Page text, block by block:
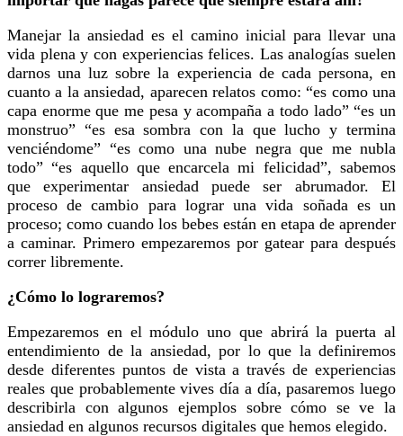
Manejar la ansiedad es el camino inicial para llevar una
vida plena y con experiencias felices. Las analogías suelen
darnos una luz sobre la experiencia de cada persona, en
cuanto a la ansiedad, aparecen relatos como: “es como una
capa enorme que me pesa y acompaña a todo lado” “es un
monstruo” “es esa sombra con la que lucho y termina
venciéndome” “es como una nube negra que me nubla
todo” “es aquello que encarcela mi felicidad”, sabemos
que experimentar ansiedad puede ser abrumador. El
proceso de cambio para lograr una vida soñada es un
proceso; como cuando los bebes están en etapa de aprender
a caminar. Primero empezaremos por gatear para después
correr libremente.
¿Cómo lo lograremos?
Empezaremos en el módulo uno que abrirá la puerta al
entendimiento de la ansiedad, por lo que la definiremos
desde diferentes puntos de vista a través de experiencias
reales que probablemente vives día a día, pasaremos luego
describirla con algunos ejemplos sobre cómo se ve la
ansiedad en algunos recursos digitales que hemos elegido.